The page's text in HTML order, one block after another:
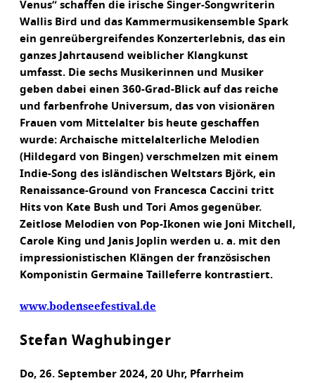
Venus“ schaffen die irische Singer-Songwriterin
Wallis Bird und das Kammermusikensemble Spark
ein genreübergreifendes Konzerterlebnis, das ein
ganzes Jahrtausend weiblicher Klangkunst
umfasst. Die sechs Musikerinnen und Musiker
geben dabei einen 360-Grad-Blick auf das reiche
und farbenfrohe Universum, das von visionären
Frauen vom Mittelalter bis heute geschaffen
wurde: Archaische mittelalterliche Melodien
(Hildegard von Bingen) verschmelzen mit einem
Indie-Song des isländischen Weltstars Björk, ein
Renaissance-Ground von Francesca Caccini tritt
Hits von Kate Bush und Tori Amos gegenüber.
Zeitlose Melodien von Pop-Ikonen wie Joni Mitchell,
Carole King und Janis Joplin werden u. a. mit den
impressionistischen Klängen der französischen
Komponistin Germaine Tailleferre kontrastiert.
www.bodenseefestival.de
Stefan Waghubinger
Do, 26. September 2024, 20 Uhr, Pfarrheim